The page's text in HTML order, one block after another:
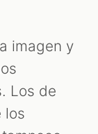
imagen y
Los de
los